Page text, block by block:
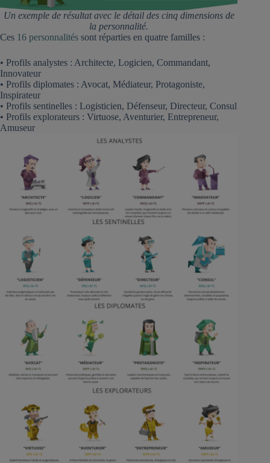
Un exemple de résultat avec le détail des cinq dimensions de
la personnalité.
Ces 16 personnalités sont réparties en quatre familles :
• Profils analystes : Architecte, Logicien, Commandant,
Innovateur
• Profils diplomates : Avocat, Médiateur, Protagoniste,
Inspirateur
• Profils sentinelles : Logisticien, Défenseur, Directeur, Consul
• Profils explorateurs : Virtuose, Aventurier, Entrepreneur,
Amuseur